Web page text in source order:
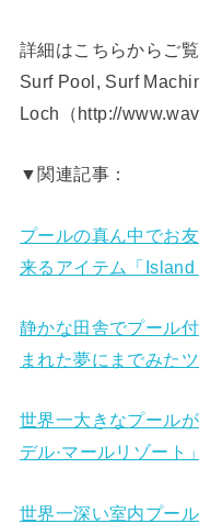
詳細はこちらからご
Surf Pool, Surf
Loch（http://
▼関連記事：
プールの真ん中でお
来るアイテム「
静かな田舎でプール
まれた夢にまでみた
世界一大きなプール
デル·マールリゾート
世界一深い室内プー